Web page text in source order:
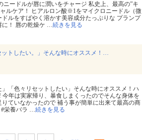
ードルが唇に潤いをチャージ 私史上、最高の”キ
ルケア！ ヒアルロン酸※1をマイクロニードル（微
ルをすばやく溶かす美容成分たっぷりな プランプ
！ 唇の乾燥ケ …続きを見る
ットしたい。」そんな時にオススメ！…
」「色々リセットしたい」そんな時にオススメ！ハ
年は実家帰り、暴食しまくったのでそんな身体を
ていなかったので 補う事が簡単に出来て最高の商
栄養バラ …続きを見る